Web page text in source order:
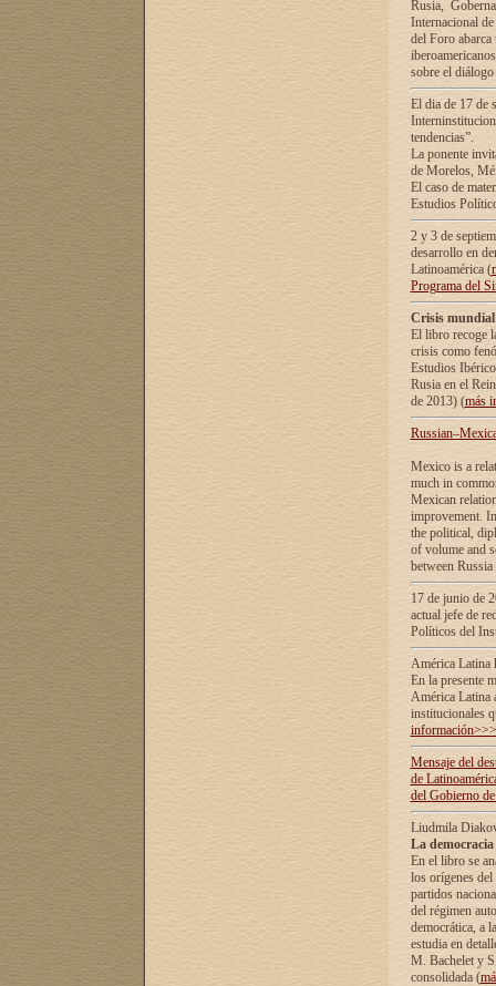
Rusia,
Internacional
del Foro
sobre el
El dia de 17 de
tendencias”.
La ponente
de Morelos,
El caso de
Estudios
2 y 3 de
desarrollo en
Latinoamérica (
Programa del
Crisis
El libro recoge
crisis como
Estudios
Rusia en el
de 2013) (más
Mexico is a
much in
Mexican
improvement.
the political,
of volume and
between
17 de junio de
actual jefe de
Políticos del
América Latina
En la presente
América Latina
institucionales
información>>>
Mensaje del
de
del Gobierno
Liudmila
La
En el libro se
los orígenes
partidos
del régimen
democrática, а
estudia en
М. Bachelet у
consolidada (